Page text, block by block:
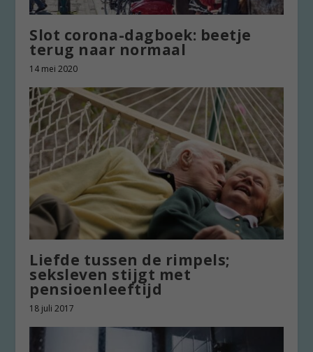
Slot corona-dagboek: beetje
terug naar normaal
14 mei 2020
Liefde tussen de rimpels;
seksleven stijgt met
pensioenleeftijd
18 juli 2017